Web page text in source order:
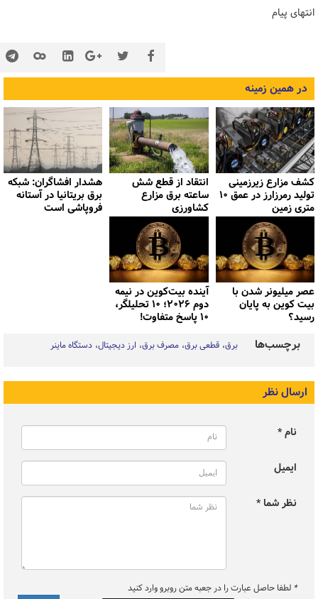
انتهای پیام
در همین زمینه
کشف مزارع زیرزمینی
تولید رمرزارز در عمق ۱۰
متری زمین
انتقاد از قطع شش
ساعته برق مزارع
کشاورزی
هشدار افشاگران: شبکه
برق بریتانیا در آستانه
فروپاشی است
عصر میلیونر شدن با
بیت کوین به پایان
رسید؟
آینده بیت‌کوین در نیمه
دوم ۲۰۲۶؛ ۱۰ تحلیلگر،
۱۰ پاسخ متفاوت!
برچسب‌ها برق قطعی برق مصرف برق ارز دیجیتال دستگاه ماینر
ارسال نظر
نام *
ایمیل
نظر شما *
* لطفا حاصل عبارت را در جعبه متن روبرو وارد کنید